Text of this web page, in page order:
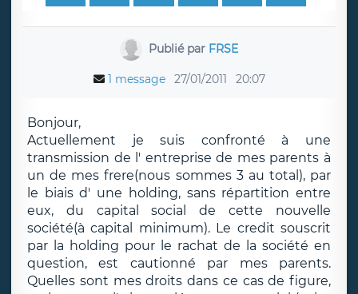
Publié par FRSE
1 message 27/01/2011 20:07
Bonjour,
Actuellement je suis confronté à une
transmission de l' entreprise de mes parents à
un de mes frere(nous sommes 3 au total), par
le biais d' une holding, sans répartition entre
eux, du capital social de cette nouvelle
société(à capital minimum). Le credit souscrit
par la holding pour le rachat de la société en
question, est cautionné par mes parents.
Quelles sont mes droits dans ce cas de figure,